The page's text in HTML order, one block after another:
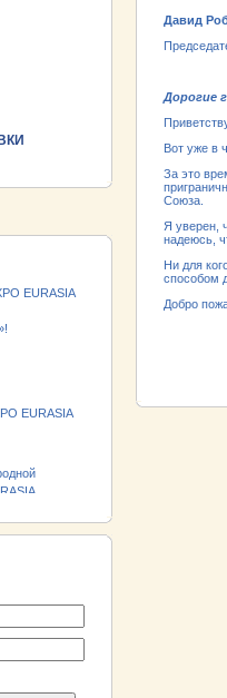
EURASIA
Давид
Дорогие
Вот уже в
За это
Союза.
Я уверен,
надеюсь,
Ни для
способом
Добро